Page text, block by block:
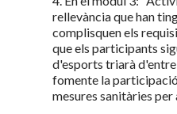
rellevància que han
complisquen els
que els participants
d'esports triarà
fomente la
mesures sanitàries